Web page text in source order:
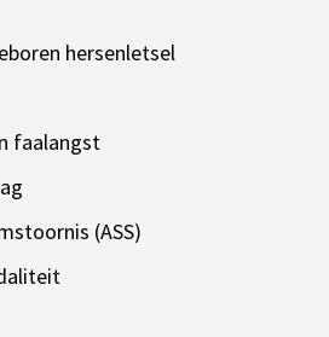
hersenletsel
faalangst
(ASS)